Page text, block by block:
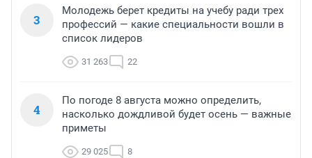
3
Молодежь берет кредиты на учебу ради трех
профессий — какие специальности вошли в
список лидеров
31 263 22
4
По погоде 8 августа можно определить,
насколько дождливой будет осень — важные
приметы
29 025 8